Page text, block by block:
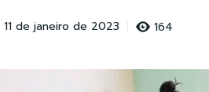
11 de janeiro de 2023 164